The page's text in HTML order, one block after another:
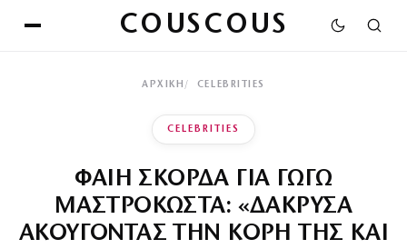
COUSCOUS
ΑΡΧΙΚΉ CELEBRITIES
CELEBRITIES
ΦΑΙΗ ΣΚΟΡΔΑ ΓΙΑ ΓΩΓΩ
ΜΑΣΤΡΟΚΩΣΤΑ: «ΔΑΚΡΥΣΑ
ΑΚΟΥΓΟΝΤΑΣ ΤΗΝ ΚΟΡΗ ΤΗΣ ΚΑΙ